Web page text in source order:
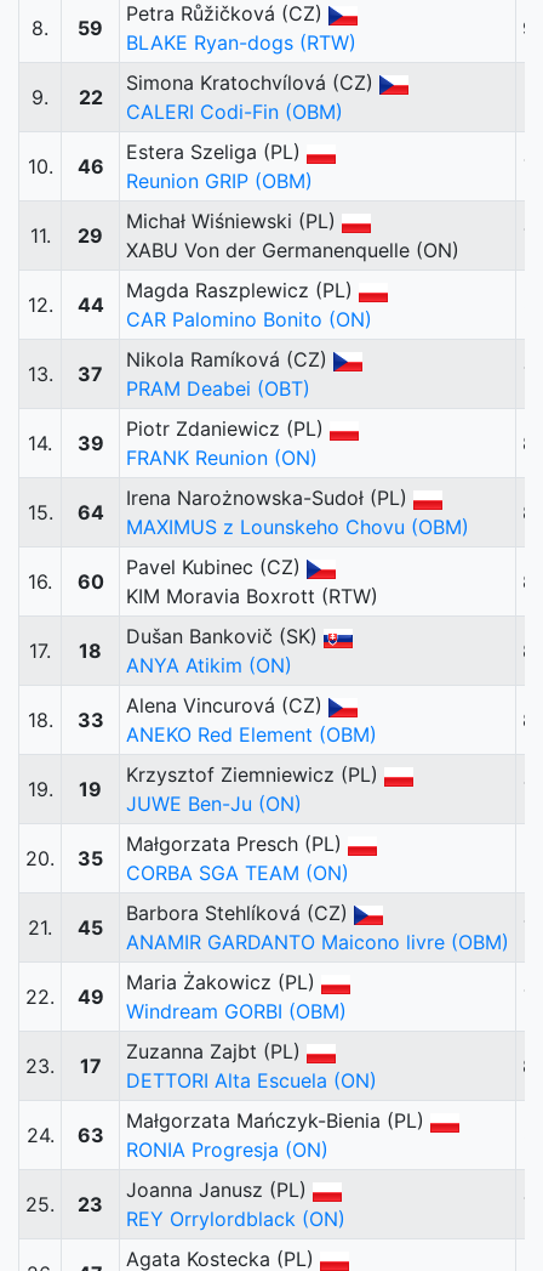
8. 59
Petra Růžičková (CZ)
BLAKE Ryan-dogs (RTW)
9. 22
Simona Kratochvílová (CZ)
CALERI Codi-Fin (OBM)
10. 46
Estera Szeliga (PL)
Reunion GRIP (OBM)
11. 29
Michał Wiśniewski (PL)
XABU Von der Germanenquelle (ON)
12. 44
Magda Raszplewicz (PL)
CAR Palomino Bonito (ON)
13. 37
Nikola Ramíková (CZ)
PRAM Deabei (OBT)
14. 39
Piotr Zdaniewicz (PL)
FRANK Reunion (ON)
15. 64
Irena Narożnowska-Sudoł (PL)
MAXIMUS z Lounskeho Chovu (OBM)
16. 60
Pavel Kubinec (CZ)
KIM Moravia Boxrott (RTW)
17. 18
Dušan Bankovič (SK)
ANYA Atikim (ON)
18. 33
Alena Vincurová (CZ)
ANEKO Red Element (OBM)
19. 19
Krzysztof Ziemniewicz (PL)
JUWE Ben-Ju (ON)
20. 35
Małgorzata Presch (PL)
CORBA SGA TEAM (ON)
21. 45
Barbora Stehlíková (CZ)
ANAMIR GARDANTO Maicono livre (OBM)
22. 49
Maria Żakowicz (PL)
Windream GORBI (OBM)
23. 17
Zuzanna Zajbt (PL)
DETTORI Alta Escuela (ON)
24. 63
Małgorzata Mańczyk-Bienia (PL)
RONIA Progresja (ON)
25. 23
Joanna Janusz (PL)
REY Orrylordblack (ON)
Agata Kostecka (PL)